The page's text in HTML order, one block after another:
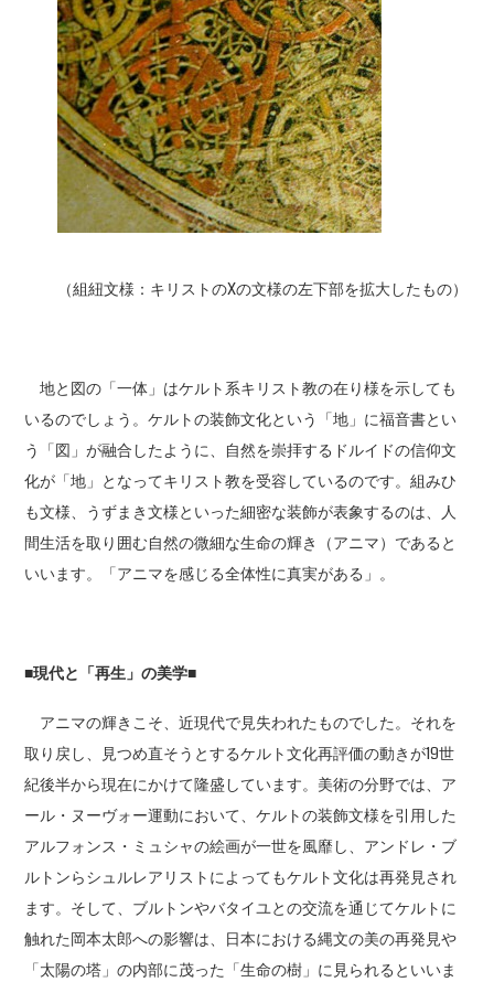
（組紐文様：キリストのXの文様の左下部を拡大したもの）
地と図の「一体」はケルト系キリスト教の在り様を示しても
いるのでしょう。ケルトの装飾文化という「地」に福音書とい
う「図」が融合したように、自然を崇拝するドルイドの信仰文
化が「地」となってキリスト教を受容しているのです。組みひ
も文様、うずまき文様といった細密な装飾が表象するのは、人
間生活を取り囲む自然の微細な生命の輝き（アニマ）であると
いいます。「アニマを感じる全体性に真実がある」。
■現代と「再生」の美学■
アニマの輝きこそ、近現代で見失われたものでした。それを
取り戻し、見つめ直そうとするケルト文化再評価の動きが19世
紀後半から現在にかけて隆盛しています。美術の分野では、ア
ール・ヌーヴォー運動において、ケルトの装飾文様を引用した
アルフォンス・ミュシャの絵画が一世を風靡し、アンドレ・ブ
ルトンらシュルレアリストによってもケルト文化は再発見され
ます。そして、ブルトンやバタイユとの交流を通じてケルトに
触れた岡本太郎への影響は、日本における縄文の美の再発見や
「太陽の塔」の内部に茂った「生命の樹」に見られるといいま